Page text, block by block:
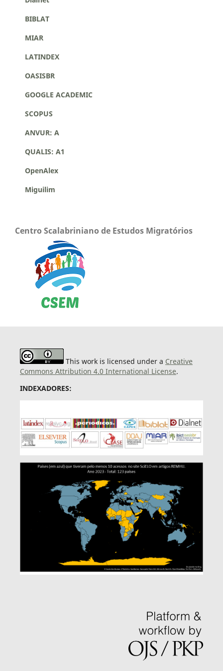
BIBLAT
MIAR
LATINDEX
OASISBR
GOOGLE ACADEMIC
SCOPUS
ANVUR: A
QUALIS: A1
OpenAlex
Miguilim
Centro Scalabriniano de Estudos Migratórios
This work is licensed under a Creative
Commons Attribution 4.0 International License.
INDEXADORES: